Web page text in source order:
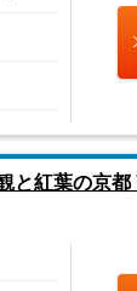
と紅葉の京